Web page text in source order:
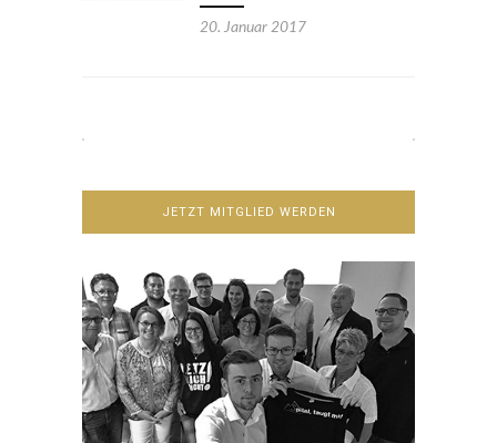
20. Januar 2017
JETZT MITGLIED WERDEN